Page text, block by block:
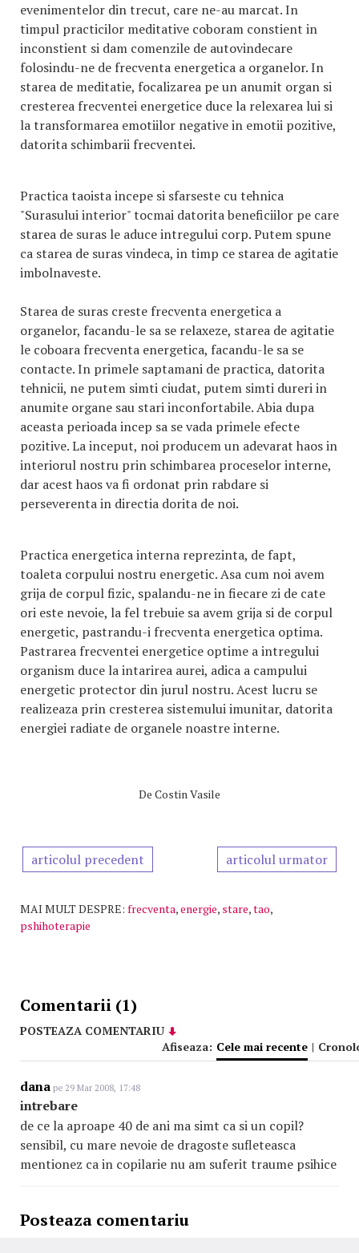
evenimentelor din trecut, care ne-au marcat. In
timpul practicilor meditative coboram constient in
inconstient si dam comenzile de autovindecare
folosindu-ne de frecventa energetica a organelor. In
starea de meditatie, focalizarea pe un anumit organ si
cresterea frecventei energetice duce la relexarea lui si
la transformarea emotiilor negative in emotii pozitive,
datorita schimbarii frecventei.
Practica taoista incepe si sfarseste cu tehnica
"Surasului interior" tocmai datorita beneficiilor pe care
starea de suras le aduce intregului corp. Putem spune
ca starea de suras vindeca, in timp ce starea de agitatie
imbolnaveste.
Starea de suras creste frecventa energetica a
organelor, facandu-le sa se relaxeze, starea de agitatie
le coboara frecventa energetica, facandu-le sa se
contacte. In primele saptamani de practica, datorita
tehnicii, ne putem simti ciudat, putem simti dureri in
anumite organe sau stari inconfortabile. Abia dupa
aceasta perioada incep sa se vada primele efecte
pozitive. La inceput, noi producem un adevarat haos in
interiorul nostru prin schimbarea proceselor interne,
dar acest haos va fi ordonat prin rabdare si
perseverenta in directia dorita de noi.
Practica energetica interna reprezinta, de fapt,
toaleta corpului nostru energetic. Asa cum noi avem
grija de corpul fizic, spalandu-ne in fiecare zi de cate
ori este nevoie, la fel trebuie sa avem grija si de corpul
energetic, pastrandu-i frecventa energetica optima.
Pastrarea frecventei energetice optime a intregului
organism duce la intarirea aurei, adica a campului
energetic protector din jurul nostru. Acest lucru se
realizeaza prin cresterea sistemului imunitar, datorita
energiei radiate de organele noastre interne.
De Costin Vasile
articolul precedent articolul urmator
MAI MULT DESPRE: frecventa,energie, stare,tao,
pshihoterapie
Comentarii (1)
POSTEAZA COMENTARIU
Afiseaza: Cele mai recente |
dana pe 29 Mar 2008, 17:48
intrebare
de ce la aproape 40 de ani ma simt ca si un copil?
sensibil, cu mare nevoie de dragoste sufleteasca
mentionez ca in copilarie nu am suferit traume psihice
Posteaza comentariu